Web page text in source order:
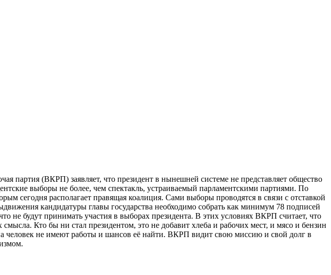
партия (ВКРП) заявляет, что президент в нынешней системе не представляет общество
выборы не более, чем спектакль, устраиваемый парламентскими партиями. По
сегодня располагает правящая коалиция. Сами выборы проводятся в связи с отставкой
кандидатуры главы государства необходимо собрать как минимум 78 подписей
не будут принимать участия в выборах президента. В этих условиях ВКРП считает, что
Кто бы ни стал президентом, это не добавит хлеба и рабочих мест, и мясо и бензин
человек не имеют работы и шансов её найти. ВКРП видит свою миссию и свой долг в